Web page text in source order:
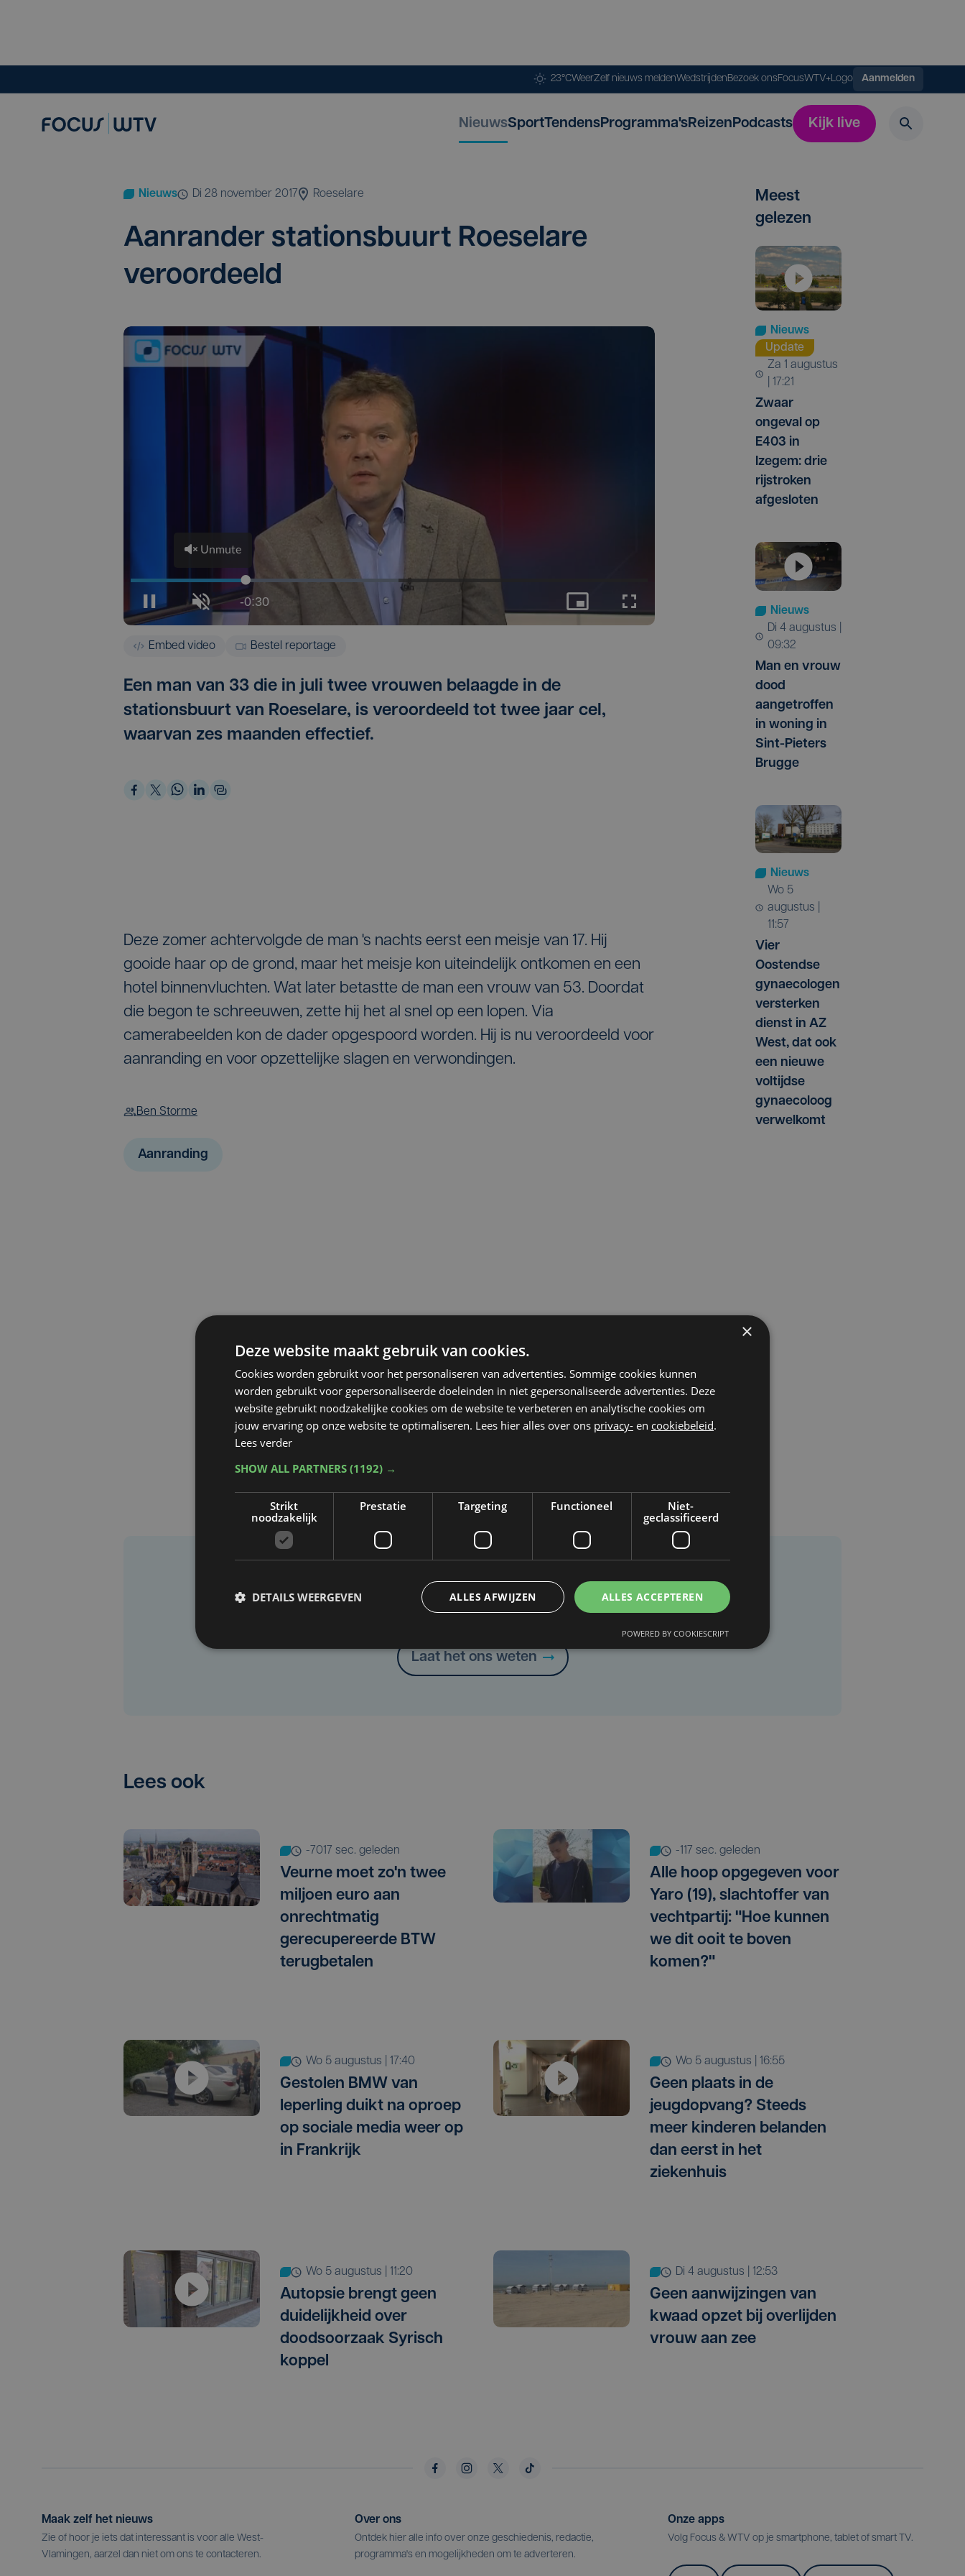
23°CWeerZelf nieuws meldenWedstrijdenBezoek onsFocusWTV+Logo Aanmelden
NieuwsSportTendensProgramma'sReizenPodcasts Kijk live
Nieuws di 28 november 2017 Roeselare
Aan­ran­der sta­ti­ons­buurt Roe­se­la­re
veroordeeld
Embed video Bestel reportage
Een man van 33 die in juli twee vrouwen belaagde in de
stationsbuurt van Roeselare, is veroordeeld tot twee jaar cel,
waarvan zes maanden effectief.
Deze zomer achtervolgde de man 's nachts eerst een meisje van 17. Hij
gooide haar op de grond, maar het meisje kon uiteindelijk ontkomen en een
hotel binnenvluchten. Wat later betastte de man een vrouw van 53. Doordat
die begon te schreeuwen, zette hij het al snel op een lopen. Via
camerabeelden kon de dader opgespoord worden. Hij is nu veroordeeld voor
aanranding en voor opzettelijke slagen en verwondingen.
Ben Storme
Aanranding
Meest
gelezen
Nieuws
Update
za 1 augustus
| 17:21
Zwaar
ongeval op
E403 in
Izegem: drie
rijstroken
afgesloten
Nieuws
di 4 augustus |
09:32
Man en vrouw
dood
aangetroffen
in woning in
Sint-Pieters
Brugge
Nieuws
wo 5
augustus |
11:57
Vier
Oostendse
gynaecologen
versterken
dienst in AZ
West, dat ook
een nieuwe
voltijdse
gynaecoloog
verwelkomt
Taalfout opgemerkt?
Heb je een taal- of schrijffout opgemerkt in dit artikel?
Laat het ons weten
Lees ook
-7017 sec. geleden
Veurne moet zo'n twee
miljoen euro aan
onrechtmatig
gerecupereerde BTW
terugbetalen
-117 sec. geleden
Alle hoop opgegeven voor
Yaro (19), slachtoffer van
vechtpartij: "Hoe kunnen
we dit ooit te boven
komen?"
wo 5 augustus | 17:40
Gestolen BMW van
Ieperling duikt na oproep
op sociale media weer op
in Frankrijk
wo 5 augustus | 16:55
Geen plaats in de
jeugdopvang? Steeds
meer kinderen belanden
dan eerst in het
ziekenhuis
wo 5 augustus | 11:20
Autopsie brengt geen
duidelijkheid over
doodsoorzaak Syrisch
koppel
di 4 augustus | 12:53
Geen aanwijzingen van
kwaad opzet bij overlijden
vrouw aan zee
Maak zelf het nieuws
Zie of hoor je iets dat interessant is voor alle West-
Vlamingen, aarzel dan niet om ons te contacteren.
Over ons
Ontdek hier alle info over onze geschiedenis, redactie,
programma's en mogelijkheden om te adverteren.
Onze apps
Volg Focus & WTV op je smartphone, tablet of smart TV.
×
Deze website maakt gebruik van cookies.
Cookies worden gebruikt voor het personaliseren van advertenties. Sommige cookies kunnen
worden gebruikt voor gepersonaliseerde doeleinden in niet gepersonaliseerde advertenties. Deze
website gebruikt noodzakelijke cookies om de website te verbeteren en analytische cookies om
jouw ervaring op onze website te optimaliseren. Lees hier alles over ons privacy- en cookiebeleid.
Lees verder
SHOW ALL PARTNERS (1192) →
Strikt
noodzakelijk
Prestatie Targeting Functioneel
Niet-
geclassificeerd
ALLES ACCEPTEREN
ALLES AFWIJZEN
DETAILS WEERGEVEN
POWERED BY COOKIESCRIPT